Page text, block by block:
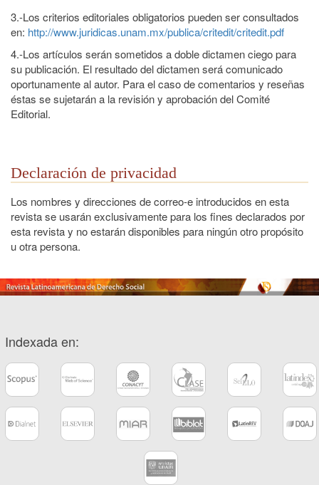
3.-Los criterios editoriales obligatorios pueden ser consultados
en: http://www.juridicas.unam.mx/publica/critedit/critedit.pdf
4.-Los artículos serán sometidos a doble dictamen ciego para
su publicación. El resultado del dictamen será comunicado
oportunamente al autor. Para el caso de comentarios y reseñas
éstas se sujetarán a la revisión y aprobación del Comité
Editorial.
Declaración de privacidad
Los nombres y direcciones de correo-e introducidos en esta
revista se usarán exclusivamente para los fines declarados por
esta revista y no estarán disponibles para ningún otro propósito
u otra persona.
Indexada en: